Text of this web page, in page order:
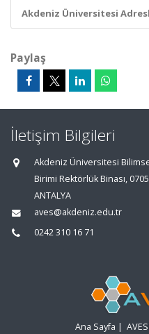
Akdeniz Üniversitesi
Paylaş
İletişim Bilgileri
Akdeniz Üniversitesi
Birimi Rektörlük Binası,
ANTALYA
aves@akdeniz.edu.tr
0242 310 16 71
Ana Sayfa |